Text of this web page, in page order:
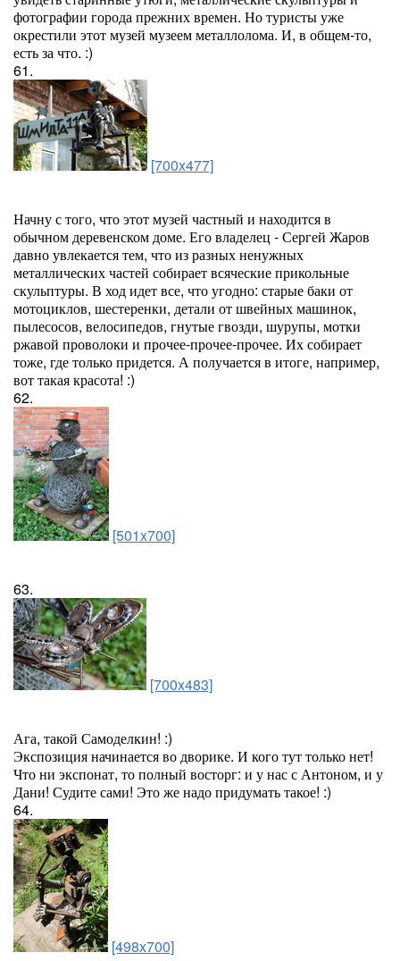
фотографии города прежних времен. Но туристы уже
окрестили этот музей музеем металлолома. И, в общем-то,
есть за что. :)
61.
[700x477]
Начну с того, что этот музей частный и находится в
обычном деревенском доме. Его владелец - Сергей Жаров
давно увлекается тем, что из разных ненужных
металлических частей собирает всяческие прикольные
скульптуры. В ход идет все, что угодно: старые баки от
мотоциклов, шестеренки, детали от швейных машинок,
пылесосов, велосипедов, гнутые гвозди, шурупы, мотки
ржавой проволоки и прочее-прочее-прочее. Их собирает
тоже, где только придется. А получается в итоге, например,
вот такая красота! :)
62.
[501x700]
63.
[700x483]
Ага, такой Самоделкин! :)
Экспозиция начинается во дворике. И кого тут только нет!
Что ни экспонат, то полный восторг: и у нас с Антоном, и у
Дани! Судите сами! Это же надо придумать такое! :)
64.
[498x700]